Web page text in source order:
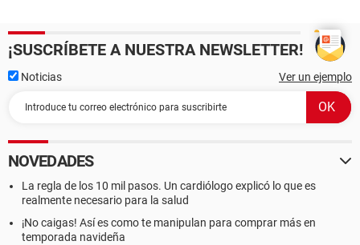
¡SUSCRÍBETE A NUESTRA NEWSLETTER!
Noticias Ver un ejemplo
NOVEDADES
La regla de los 10 mil pasos. Un cardiólogo explicó lo que es
realmente necesario para la salud
¡No caigas! Así es como te manipulan para comprar más en
temporada navideña